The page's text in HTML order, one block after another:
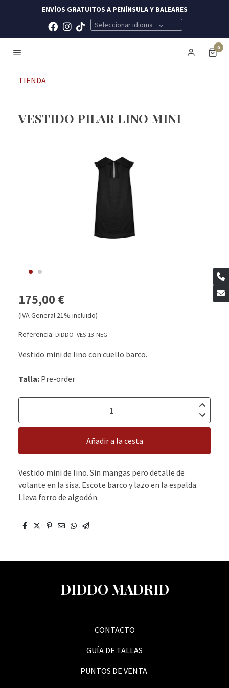
ENVÍOS GRATUITOS A PENÍNSULA Y BALEARES
Seleccionar idioma
0
TIENDA
VESTIDO PILAR LINO MINI
175,00 €
(IVA General 21% incluido)
Referencia: DIDDO- VES-13-NEG
Vestido mini de lino con cuello barco.
Talla: Pre-order
Añadir a la cesta
Vestido mini de lino. Sin mangas pero detalle de
volante en la sisa. Escote barco y lazo en la espalda.
Lleva forro de algodón.
DIDDO MADRID
CONTACTO
GUÍA DE TALLAS
PUNTOS DE VENTA